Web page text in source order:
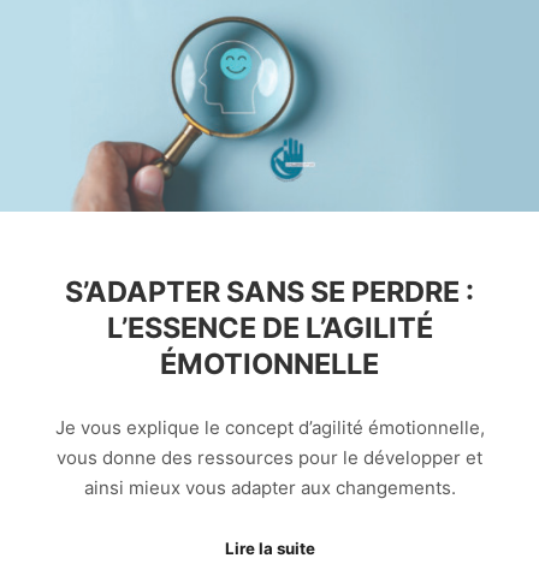
S’ADAPTER SANS SE PERDRE :
L’ESSENCE DE L’AGILITÉ
ÉMOTIONNELLE
Je vous explique le concept d’agilité émotionnelle,
vous donne des ressources pour le développer et
ainsi mieux vous adapter aux changements.
Lire la suite